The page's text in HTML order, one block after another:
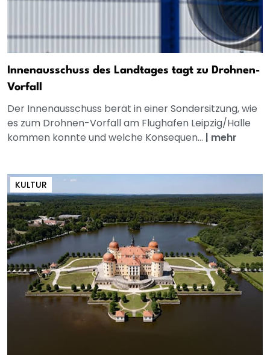
Innenausschuss des Landtages tagt zu Drohnen-
Vorfall
Der Innenausschuss berät in einer Sondersitzung, wie
es zum Drohnen-Vorfall am Flughafen Leipzig/Halle
kommen konnte und welche Konsequen... | mehr
KULTUR